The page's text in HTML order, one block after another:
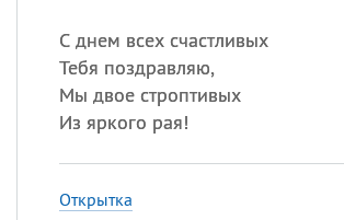
С днем всех счастливых
Тебя поздравляю,
Мы двое строптивых
Из яркого рая!
Открытка